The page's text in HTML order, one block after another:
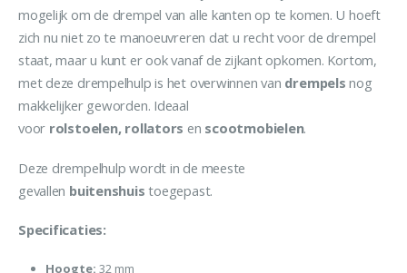
mogelijk om de drempel van alle kanten op te komen. U hoeft
zich nu niet zo te manoeuvreren dat u recht voor de drempel
staat, maar u kunt er ook vanaf de zijkant opkomen. Kortom,
met deze drempelhulp is het overwinnen van drempels nog
makkelijker geworden. Ideaal
voor rolstoelen, rollators en scootmobielen.
Deze drempelhulp wordt in de meeste
gevallen buitenshuis toegepast.
Specificaties:
Hoogte: 32 mm